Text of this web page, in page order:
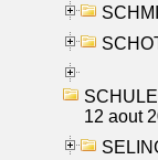
12 aout